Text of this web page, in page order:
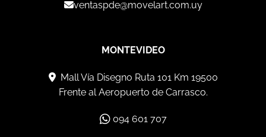
ventaspde@movelart.com.uy
MONTEVIDEO
Mall Vía Disegno Ruta 101 Km 19500
Frente al Aeropuerto de Carrasco.
094 601 707